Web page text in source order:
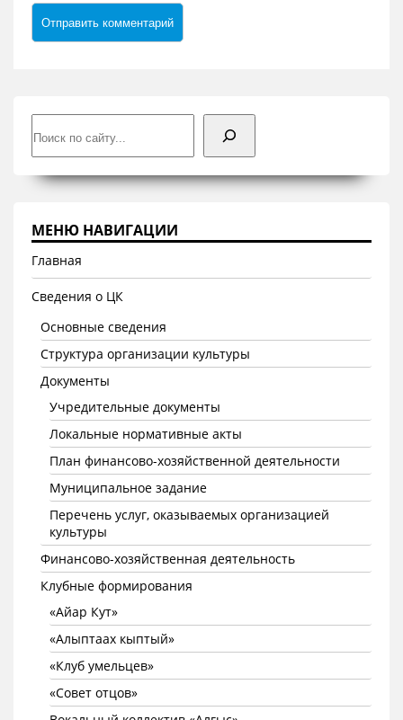
МЕНЮ НАВИГАЦИИ
Главная
Сведения о ЦК
Основные сведения
Структура организации культуры
Документы
Учредительные документы
Локальные нормативные акты
План финансово-хозяйственной деятельности
Муниципальное задание
Перечень услуг, оказываемых организацией
культуры
Финансово-хозяйственная деятельность
Клубные формирования
«Айар Кут»
«Алыптаах кыптый»
«Клуб умельцев»
«Совет отцов»